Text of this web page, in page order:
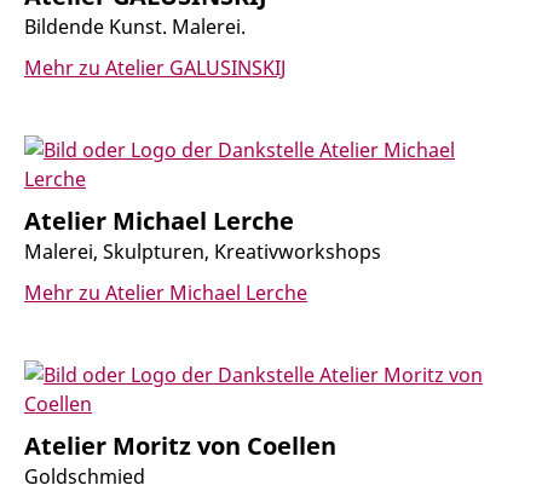
Bildende Kunst. Malerei.
Mehr zu Atelier GALUSINSKIJ
Atelier Michael Lerche
Malerei, Skulpturen, Kreativworkshops
Mehr zu Atelier Michael Lerche
Atelier Moritz von Coellen
Goldschmied